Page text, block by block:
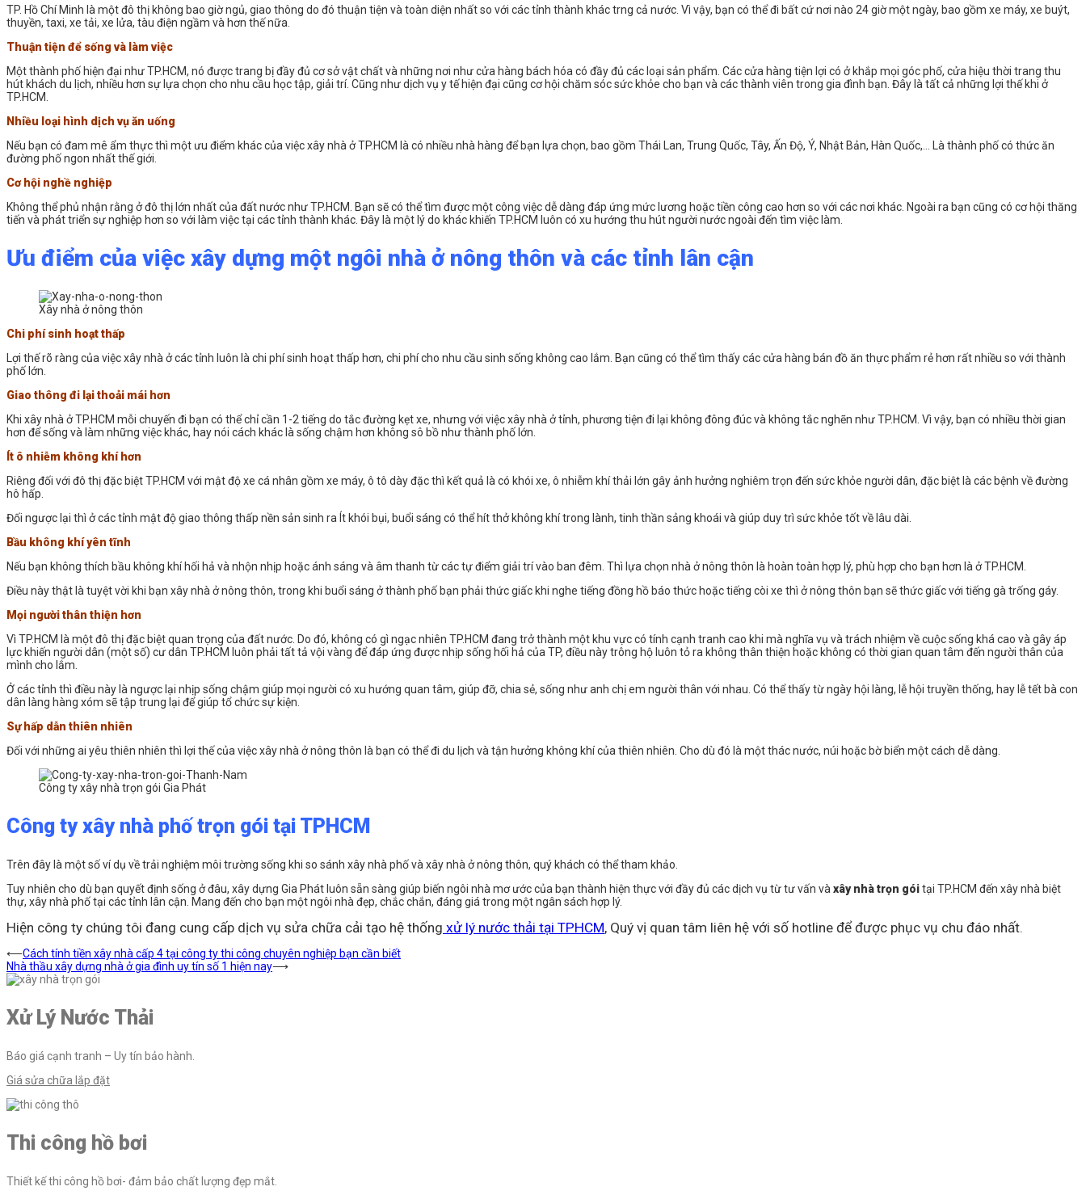
TP. Hồ Chí Minh là một đô thị không bao giờ ngủ, giao thông do đó thuận tiện và toàn diện nhất so với các tỉnh thành khác trng cả nước. Vì vậy, bạn có thể đi bất cứ nơi nào 24 giờ một ngày, bao gồm xe máy, xe buýt,
thuyền, taxi, xe tải, xe lửa, tàu điện ngầm và hơn thế nữa.
Thuận tiện để sống và làm việc
Một thành phố hiện đại như TP.HCM, nó được trang bị đầy đủ cơ sở vật chất và những nơi như cửa hàng bách hóa có đầy đủ các loại sản phẩm. Các cửa hàng tiện lợi có ở khắp mọi góc phố, cửa hiệu thời trang thu
hút khách du lịch, nhiều hơn sự lựa chọn cho nhu cầu học tập, giải trí. Cũng như dịch vụ y tế hiện đại cũng cơ hội chăm sóc sức khỏe cho bạn và các thành viên trong gia đình bạn. Đây là tất cả những lợi thế khi ở
TP.HCM.
Nhiều loại hình dịch vụ ăn uống
Nếu bạn có đam mê ẩm thực thì một ưu điểm khác của việc xây nhà ở TP.HCM là có nhiều nhà hàng để bạn lựa chọn, bao gồm Thái Lan, Trung Quốc, Tây, Ấn Độ, Ý, Nhật Bản, Hàn Quốc,… Là thành phố có thức ăn
đường phố ngon nhất thế giới.
Cơ hội nghề nghiệp
Không thể phủ nhận rằng ở đô thị lớn nhất của đất nước như TP.HCM. Bạn sẽ có thể tìm được một công việc dễ dàng đáp ứng mức lương hoặc tiền công cao hơn so với các nơi khác. Ngoài ra bạn cũng có cơ hội thăng
tiến và phát triển sự nghiệp hơn so với làm việc tại các tỉnh thành khác. Đây là một lý do khác khiến TP.HCM luôn có xu hướng thu hút người nước ngoài đến tìm việc làm.
Ưu điểm của việc xây dựng một ngôi nhà ở nông thôn và các tỉnh lân cận
Xây nhà ở nông thôn
Chi phí sinh hoạt thấp
Lợi thế rõ ràng của việc xây nhà ở các tỉnh luôn là chi phí sinh hoạt thấp hơn, chi phí cho nhu cầu sinh sống không cao lắm. Bạn cũng có thể tìm thấy các cửa hàng bán đồ ăn thực phẩm rẻ hơn rất nhiều so với thành
phố lớn.
Giao thông đi lại thoải mái hơn
Khi xây nhà ở TP.HCM mỗi chuyến đi bạn có thể chỉ cần 1-2 tiếng do tắc đường kẹt xe, nhưng với việc xây nhà ở tỉnh, phương tiện đi lại không đông đúc và không tắc nghẽn như TP.HCM. Vì vậy, bạn có nhiều thời gian
hơn để sống và làm những việc khác, hay nói cách khác là sống chậm hơn không sô bồ như thành phố lớn.
Ít ô nhiễm không khí hơn
Riêng đối với đô thị đặc biệt TP.HCM với mật độ xe cá nhân gồm xe máy, ô tô dày đặc thì kết quả là có khói xe, ô nhiễm khí thải lớn gây ảnh hưởng nghiêm trọn đến sức khỏe người dân, đặc biệt là các bệnh về đường
hô hấp.
Đối ngược lại thì ở các tỉnh mật độ giao thông thấp nền sản sinh ra Ít khói bụi, buổi sáng có thể hít thở không khí trong lành, tinh thần sảng khoái và giúp duy trì sức khỏe tốt về lâu dài.
Bầu không khí yên tĩnh
Nếu bạn không thích bầu không khí hối hả và nhộn nhịp hoặc ánh sáng và âm thanh từ các tự điểm giải trí vào ban đêm. Thì lựa chọn nhà ở nông thôn là hoàn toàn hợp lý, phù hợp cho bạn hơn là ở TP.HCM.
Điều này thật là tuyệt vời khi bạn xây nhà ở nông thôn, trong khi buổi sáng ở thành phố bạn phải thức giấc khi nghe tiếng đồng hồ báo thức hoặc tiếng còi xe thì ở nông thôn bạn sẽ thức giấc với tiếng gà trống gáy.
Mọi người thân thiện hơn
Vì TP.HCM là một đô thị đặc biệt quan trọng của đất nước. Do đó, không có gì ngạc nhiên TP.HCM đang trở thành một khu vực có tính cạnh tranh cao khi mà nghĩa vụ và trách nhiệm về cuộc sống khá cao và gây áp
lực khiến người dân (một số) cư dân TP.HCM luôn phải tất tả vội vàng để đáp ứng được nhịp sống hối hả của TP, điều này trông hộ luôn tỏ ra không thân thiện hoặc không có thời gian quan tâm đến người thân của
mình cho lắm.
Ở các tỉnh thì điều này là ngược lại nhịp sống chậm giúp mọi người có xu hướng quan tâm, giúp đỡ, chia sẻ, sống như anh chị em người thân với nhau. Có thể thấy từ ngày hội làng, lễ hội truyền thống, hay lễ tết bà con
dân làng hàng xóm sẽ tập trung lại để giúp tổ chức sự kiện.
Sự hấp dẫn thiên nhiên
Đối với những ai yêu thiên nhiên thì lợi thế của việc xây nhà ở nông thôn là bạn có thể đi du lịch và tận hưởng không khí của thiên nhiên. Cho dù đó là một thác nước, núi hoặc bờ biển một cách dễ dàng.
Công ty xây nhà trọn gói Gia Phát
Công ty xây nhà phố trọn gói tại TPHCM
Trên đây là một số ví dụ về trải nghiệm môi trường sống khi so sánh xây nhà phố và xây nhà ở nông thôn, quý khách có thể tham khảo.
Tuy nhiên cho dù bạn quyết định sống ở đâu, xây dựng Gia Phát luôn sẵn sàng giúp biến ngôi nhà mơ ước của bạn thành hiện thực với đầy đủ các dịch vụ từ tư vấn vàxây nhà trọn góitại TP.HCM đến xây nhà biệt
thự, xây nhà phố tại các tỉnh lân cận. Mang đến cho bạn một ngôi nhà đẹp, chắc chắn, đáng giá trong một ngân sách hợp lý.
Hiện công ty chúng tôi đang cung cấp dịch vụ sửa chữa cải tạo hệ thống xử lý nước thải tại TPHCM, Quý vị quan tâm liên hệ với số hotline để được phục vụ chu đáo nhất.
Điều
hướng
bài
⟵Cách tính tiền xây nhà cấp 4 tại công ty thi công chuyên nghiệp bạn cần biết
Nhà thầu xây dựng nhà ở gia đình uy tín số 1 hiện nay⟶
Xử Lý Nước Thải
Báo giá cạnh tranh – Uy tín bảo hành.
Giá sửa chữa lắp đặt
Thi công hồ bơi
Thiết kế thi công hồ bơi- đảm bảo chất lượng đẹp mắt.